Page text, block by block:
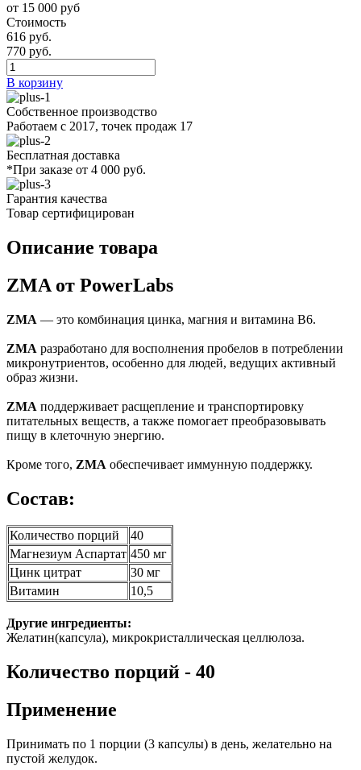
от 15 000 руб
Стоимость
616 руб.
770 руб.
В корзину
Собственное производство
Работаем с 2017, точек продаж 17
Бесплатная доставка
*При заказе от 4 000 руб.
Гарантия качества
Товар сертифицирован
Описание товара
ZMA от PowerLabs
ZMA — это комбинация цинка, магния и витамина B6.
ZMA разработано для восполнения пробелов в потреблении
микронутриентов, особенно для людей, ведущих активный
образ жизни.
ZMA поддерживает расщепление и транспортировку
питательных веществ, а также помогает преобразовывать
пищу в клеточную энергию.
Кроме того, ZMA обеспечивает иммунную поддержку.
Состав:
Количество порций
40
Магнезиум Аспартат 450 мг
Цинк цитрат
30 мг
Витамин
10,5
Другие ингредиенты:
Желатин(капсула), микрокристаллическая целлюлоза.
Количество порций - 40
Применение
Принимать по 1 порции (3 капсулы) в день, желательно на
пустой желудок.